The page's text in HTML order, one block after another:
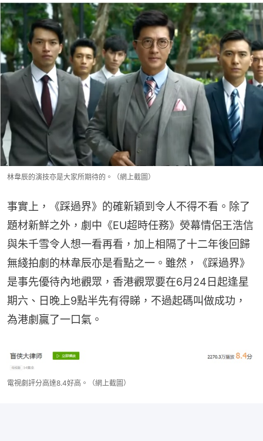
林韋辰的演技亦是大家所期待的。（網上截圖）
事實上，《踩過界》的確新穎到令人不得不看。除了
題材新鮮之外，劇中《EU超時任務》熒幕情侶王浩信
與朱千雪令人想一看再看，加上相隔了十二年後回歸
無綫拍劇的林韋辰亦是看點之一。雖然，《踩過界》
是事先優待內地觀眾，香港觀眾要在6月24日起逢星
期六、日晚上9點半先有得睇，不過起碼叫做成功，
為港劇贏了一口氣。
電視劇評分高達8.4好高。（網上截圖）